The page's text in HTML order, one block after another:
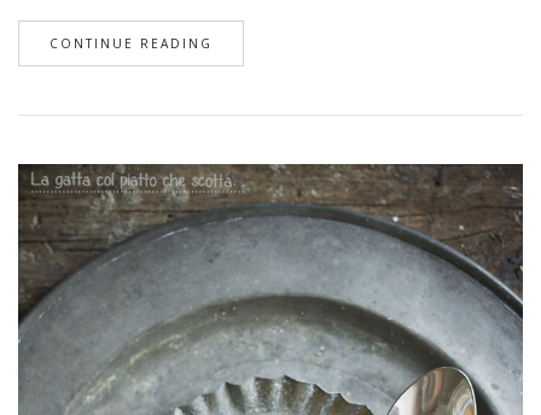
CONTINUE READING